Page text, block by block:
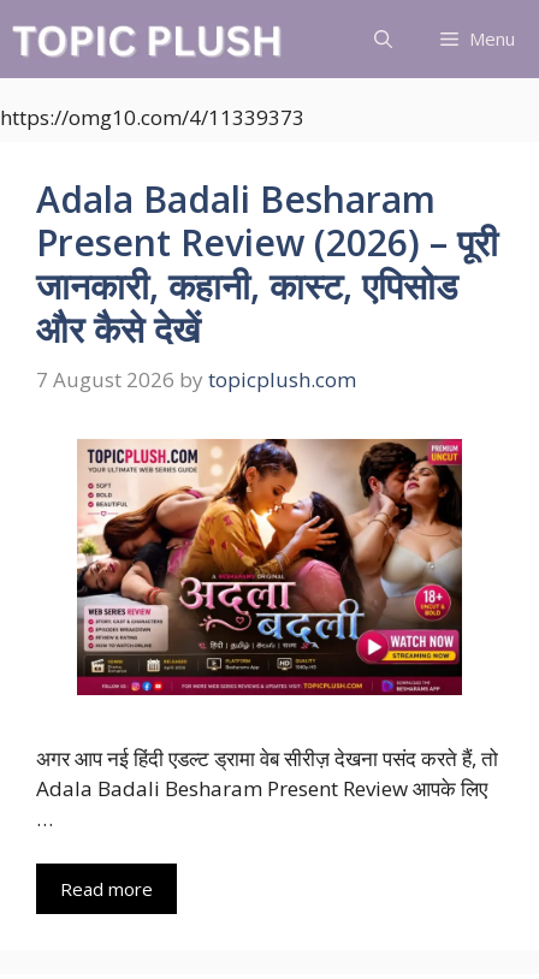
content
Menu
https://omg10.com/4/11339373
Adala Badali Besharam
Present Review (2026) – पूरी
जानकारी, कहानी, कास्ट, एपिसोड
और कैसे देखें
7 August 2026 by topicplush.com
अगर आप नई हिंदी एडल्ट ड्रामा वेब सीरीज़ देखना पसंद करते हैं, तो
Adala Badali Besharam Present Review आपके लिए
…
Read more